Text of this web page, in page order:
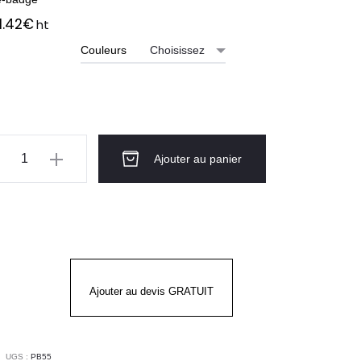
€ht
Couleurs
Ajouter au panier
Ajouter au devis GRATUIT
UGS : PB55